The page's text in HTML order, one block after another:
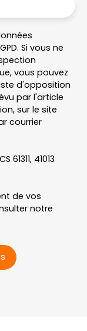
Si vous ne
vous pouvez
d'opposition
par l'article
sur le site
courrier
41013
de vos
notre